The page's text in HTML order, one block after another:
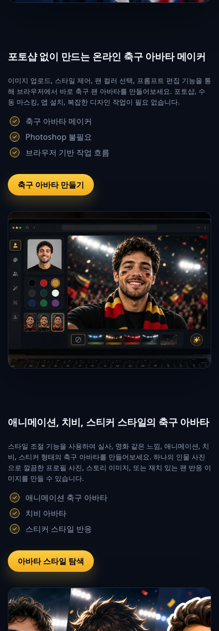
포토샵 없이 만드는 온라인 축구 아바타 메이커
이미지 업로드, 스타일 제어, 팬 컬러 선택, 프롬프트 편집 기능을 통
해 브라우저에서 바로 축구 팬 아바타를 만들어보세요. 포토샵, 수
동 마스킹, 앱 설치, 복잡한 디자인 작업이 필요 없습니다.
축구 아바타 메이커
Photoshop 불필요
브라우저 기반 작업 흐름
축구 아바타 만들기
애니메이션, 치비, 스티커 스타일의 축구 아바타
스타일 조절 기능을 사용하여 실사, 영화 같은 느낌, 애니메이션, 치
비, 스티커 형태의 축구 아바타를 만들어보세요. 하나의 인물 사진
으로 깔끔한 프로필 사진, 스토리 이미지, 또는 재치 있는 팬 반응 이
미지를 만들 수 있습니다.
애니메이션 축구 아바타
치비 아바타
스티커 스타일 반응
아바타 스타일 탐색